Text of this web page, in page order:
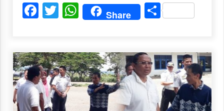
Facebook
Twitter
WhatsApp
Share Share